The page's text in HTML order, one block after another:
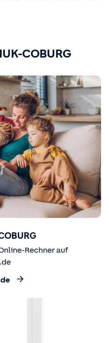
COBURG
Rechner auf